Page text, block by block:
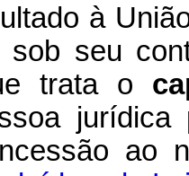
à
sob seu
trata o
jurídica
ao